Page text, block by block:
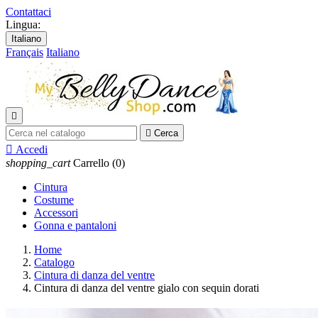
Contattaci
Lingua:
Italiano
Français Italiano

 Cerca
 Accedi
shopping_cart Carrello (0)
Cintura
Costume
Accessori
Gonna e pantaloni
Home
Catalogo
Cintura di danza del ventre
Cintura di danza del ventre gialo con sequin dorati